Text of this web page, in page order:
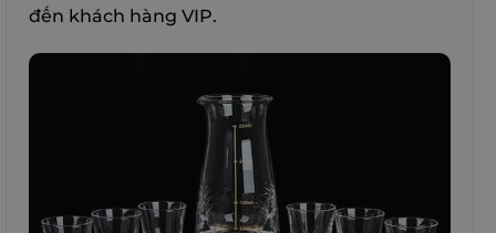
đến khách hàng VIP.